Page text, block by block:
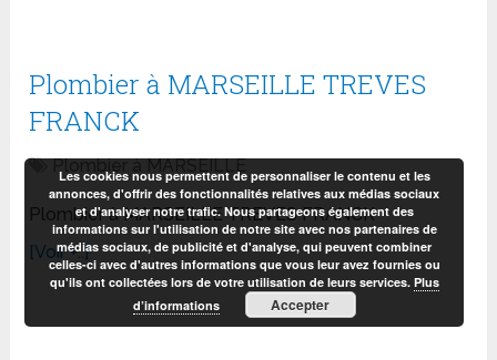
Plombier à MARSEILLE TREVES
FRANCK
Plombier à MARSEILLE TREVES FRANCK
[Voir +..]
Les cookies nous permettent de personnaliser le contenu et les
annonces, d'offrir des fonctionnalités relatives aux médias sociaux
et d'analyser notre trafic. Nous partageons également des
informations sur l'utilisation de notre site avec nos partenaires de
médias sociaux, de publicité et d'analyse, qui peuvent combiner
celles-ci avec d'autres informations que vous leur avez fournies ou
qu'ils ont collectées lors de votre utilisation de leurs services. Plus
d’informations
Accepter